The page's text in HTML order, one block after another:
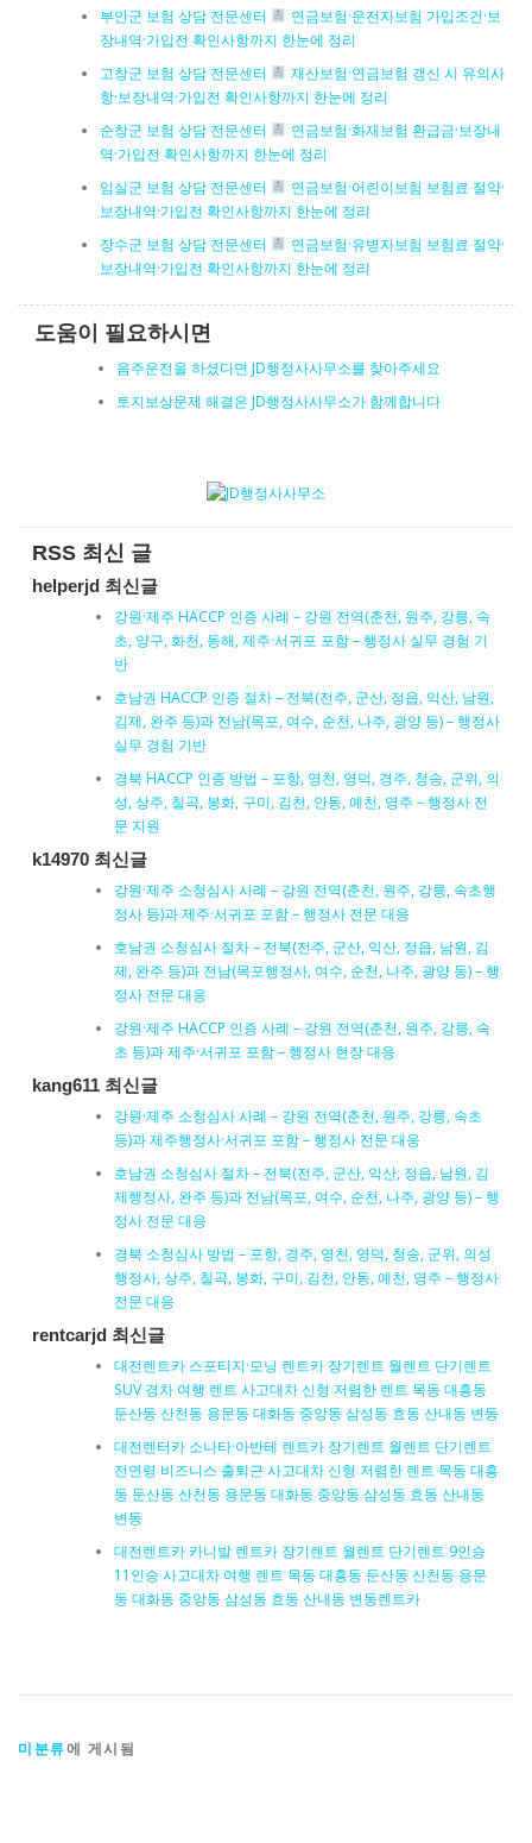
부안군 보험 상담 전문센터
연금보험·운전자보험 가입조건·보
장내역·가입전 확인사항까지 한눈에 정리
고창군 보험 상담 전문센터
재산보험·연금보험 갱신 시 유의사
항·보장내역·가입전 확인사항까지 한눈에 정리
순창군 보험 상담 전문센터
연금보험·화재보험 환급금·보장내
역·가입전 확인사항까지 한눈에 정리
임실군 보험 상담 전문센터
연금보험·어린이보험 보험료 절약·
보장내역·가입전 확인사항까지 한눈에 정리
장수군 보험 상담 전문센터
연금보험·유병자보험 보험료 절약·
보장내역·가입전 확인사항까지 한눈에 정리
도움이 필요하시면
음주운전을 하셨다면 JD행정사사무소를 찾아주세요
토지보상문제 해결은 JD행정사사무소가 함께합니다
RSS 최신 글
helperjd 최신글
강원·제주 HACCP 인증 사례 – 강원 전역(춘천, 원주, 강릉, 속
초, 양구, 화천, 동해, 제주·서귀포 포함 – 행정사 실무 경험 기
반
호남권 HACCP 인증 절차 – 전북(전주, 군산, 정읍, 익산, 남원,
김제, 완주 등)과 전남(목포, 여수, 순천, 나주, 광양 등) – 행정사
실무 경험 기반
경북 HACCP 인증 방법 – 포항, 영천, 영덕, 경주, 청송, 군위, 의
성, 상주, 칠곡, 봉화, 구미, 김천, 안동, 예천, 영주 – 행정사 전
문 지원
k14970 최신글
강원·제주 소청심사 사례 – 강원 전역(춘천, 원주, 강릉, 속초행
정사 등)과 제주·서귀포 포함 – 행정사 전문 대응
호남권 소청심사 절차 – 전북(전주, 군산, 익산, 정읍, 남원, 김
제, 완주 등)과 전남(목포행정사, 여수, 순천, 나주, 광양 등) – 행
정사 전문 대응
강원·제주 HACCP 인증 사례 – 강원 전역(춘천, 원주, 강릉, 속
초 등)과 제주·서귀포 포함 – 행정사 현장 대응
kang611 최신글
강원·제주 소청심사 사례 – 강원 전역(춘천, 원주, 강릉, 속초
등)과 제주행정사·서귀포 포함 – 행정사 전문 대응
호남권 소청심사 절차 – 전북(전주, 군산, 익산, 정읍, 남원, 김
제행정사, 완주 등)과 전남(목포, 여수, 순천, 나주, 광양 등) – 행
정사 전문 대응
경북 소청심사 방법 – 포항, 경주, 영천, 영덕, 청송, 군위, 의성
행정사, 상주, 칠곡, 봉화, 구미, 김천, 안동, 예천, 영주 – 행정사
전문 대응
rentcarjd 최신글
대전렌트카 스포티지·모닝 렌트카 장기렌트 월렌트 단기렌트
SUV 경차 여행 렌트 사고대차 신형 저렴한 렌트 목동 대흥동
둔산동 산천동 용문동 대화동 중앙동 삼성동 효동 산내동 변동
대전렌터카 소나타·아반테 렌트카 장기렌트 월렌트 단기렌트
전연령 비즈니스 출퇴근 사고대차 신형 저렴한 렌트 목동 대흥
동 둔산동 산천동 용문동 대화동 중앙동 삼성동 효동 산내동
변동
대전렌트카 카니발 렌트카 장기렌트 월렌트 단기렌트 9인승
11인승 사고대차 여행 렌트 목동 대흥동 둔산동 산천동 용문
동 대화동 중앙동 삼성동 효동 산내동 변동렌트카
미분류에 게시됨